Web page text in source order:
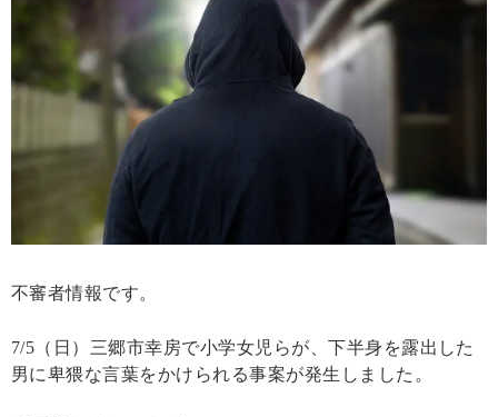
不審者情報です。
7/5（日）三郷市幸房で小学女児らが、下半身を露出した
男に卑猥な言葉をかけられる事案が発生しました。